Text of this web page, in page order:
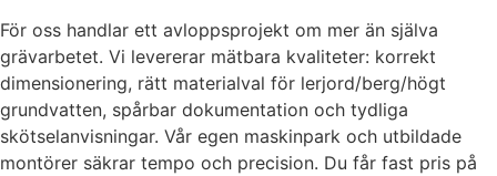
För oss handlar ett avloppsprojekt om mer än själva
grävarbetet. Vi levererar mätbara kvaliteter: korrekt
dimensionering, rätt materialval för lerjord/berg/högt
grundvatten, spårbar dokumentation och tydliga
skötselanvisningar. Vår egen maskinpark och utbildade
montörer säkrar tempo och precision. Du får fast pris på